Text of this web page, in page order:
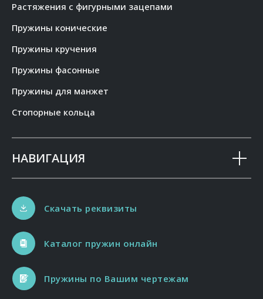
Растяжения с фигурными зацепами
Пружины конические
Пружины кручения
Пружины фасонные
Пружины для манжет
Стопорные кольца
НАВИГАЦИЯ
Каталог пружин онлайн
Пружины по Вашим чертежам
Скачать реквизиты